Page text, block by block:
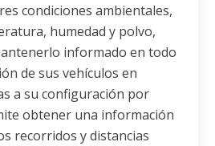
condiciones ambientales,
humedad y polvo,
informado en todo
de sus vehículos en
a su configuración por
obtener una información
recorridos y distancias